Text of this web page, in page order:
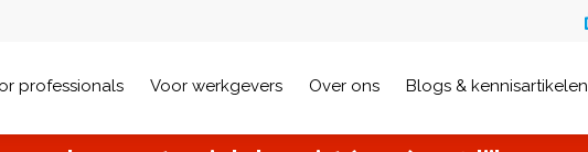
professionals Voor werkgevers Over ons Blogs & kennisartikelen